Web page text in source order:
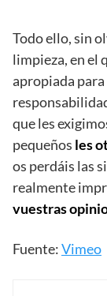
Todo ello, sin
limpieza, en el
apropiada para
que les
pequeños les
os perdáis las
realmente
vuestras
Fuente:Vimeo